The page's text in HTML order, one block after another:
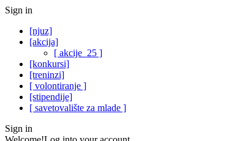
Sign in
[njuz]
[akcija]
[ akcije_25 ]
[konkursi]
[treninzi]
[ volontiranje ]
[stipendije]
[ savetovalište za mlade ]
Sign in